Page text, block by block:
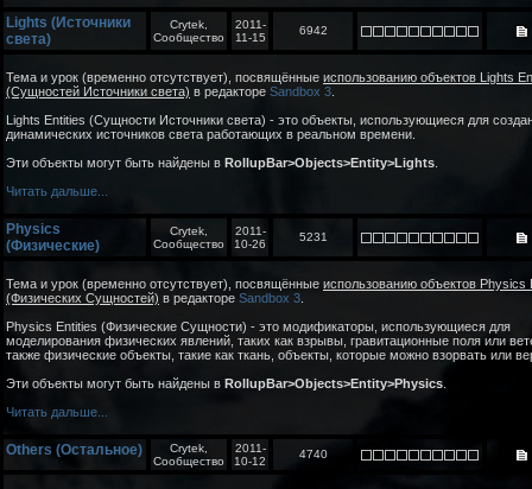
Lights (Источники
света)
Crytek,
Сообщество
2011-
11-15
6942
Тема и урок (временно отсутствует), посвящённые использованию объектов Lights
(Сущностей Источники света) в редакторе Sandbox 3
Lights Entities (Сущности Источники света) - это объекты, использующиеся для
динамических источников света работающих в реальном времени.
Эти объекты могут быть найдены в RollupBar>Objects>Entity>Lights
Читать дальше...
Physics
(Физические)
Crytek,
Сообщество
2011-
10-26
5231
Тема и урок (временно отсутствует), посвящённые использованию объектов Physics
(Физических Сущностей) в редакторе Sandbox 3
Physics Entities (Физические Сущности) - это модификаторы, использующиеся для
моделирования физических явлений, таких как взрывы, гравитационные поля или
также физические объекты, такие как ткань, объекты, которые можно взорвать или
Эти объекты могут быть найдены в RollupBar>Objects>Entity>Physics
Читать дальше...
Others (Остальное)
Crytek,
Сообщество
2011-
10-12
4740